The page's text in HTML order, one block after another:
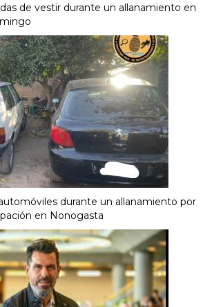
de vestir durante un allanamiento en
durante un allanamiento por
en Nonogasta